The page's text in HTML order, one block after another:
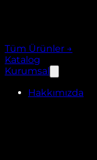
Tüm Ürünler →
Katalog
Kurumsal
Hakkımızda